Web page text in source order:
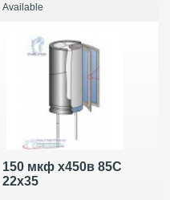
Available
150 мкф х450в 85С
22х35